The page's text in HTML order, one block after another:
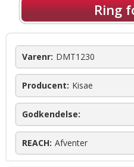
Ring
Varenr: DMT1230
Producent: Kisae
Godkendelse:
REACH: Afventer